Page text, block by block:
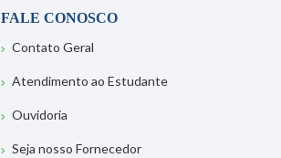
FALE CONOSCO
Contato Geral
Atendimento ao Estudante
Ouvidoria
Seja nosso Fornecedor